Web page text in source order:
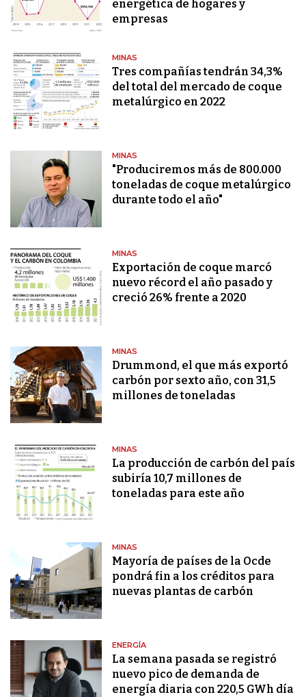
energética de hogares y
empresas
MINAS
Tres compañías tendrán 34,3%
del total del mercado de coque
metalúrgico en 2022
MINAS
"Produciremos más de 800.000
toneladas de coque metalúrgico
durante todo el año"
MINAS
Exportación de coque marcó
nuevo récord el año pasado y
creció 26% frente a 2020
MINAS
Drummond, el que más exportó
carbón por sexto año, con 31,5
millones de toneladas
MINAS
La producción de carbón del país
subiría 10,7 millones de
toneladas para este año
MINAS
Mayoría de países de la Ocde
pondrá fin a los créditos para
nuevas plantas de carbón
ENERGÍA
La semana pasada se registró
nuevo pico de demanda de
energía diaria con 220,5 GWh día